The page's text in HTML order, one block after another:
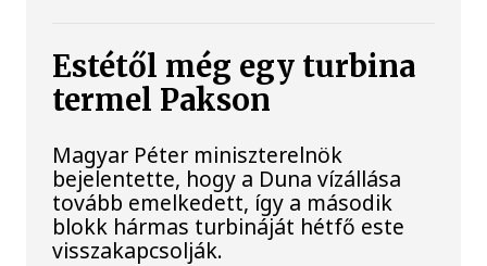
Estétől még egy turbina
termel Pakson
Magyar Péter miniszterelnök
bejelentette, hogy a Duna vízállása
tovább emelkedett, így a második
blokk hármas turbináját hétfő este
visszakapcsolják.